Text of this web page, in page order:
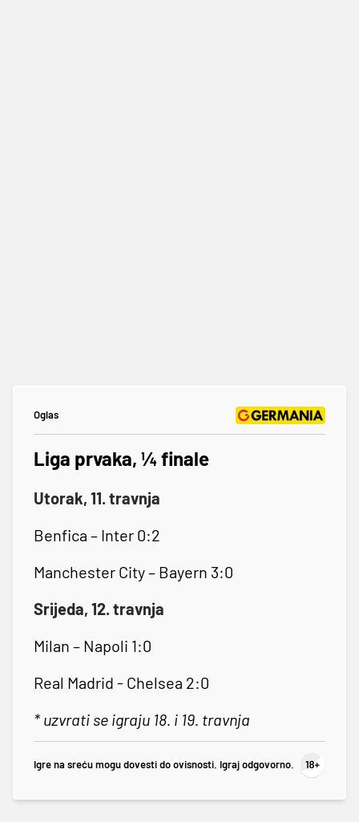
Oglas
Liga prvaka, ¼ finale
Utorak, 11. travnja
Benfica – Inter 0:2
Manchester City – Bayern 3:0
Srijeda, 12. travnja
Milan – Napoli 1:0
Real Madrid - Chelsea 2:0
* uzvrati se igraju 18. i 19. travnja
Igre na sreću mogu dovesti do ovisnosti. Igraj odgovorno.